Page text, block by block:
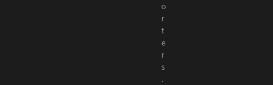
o
r
t
e
r
s
.